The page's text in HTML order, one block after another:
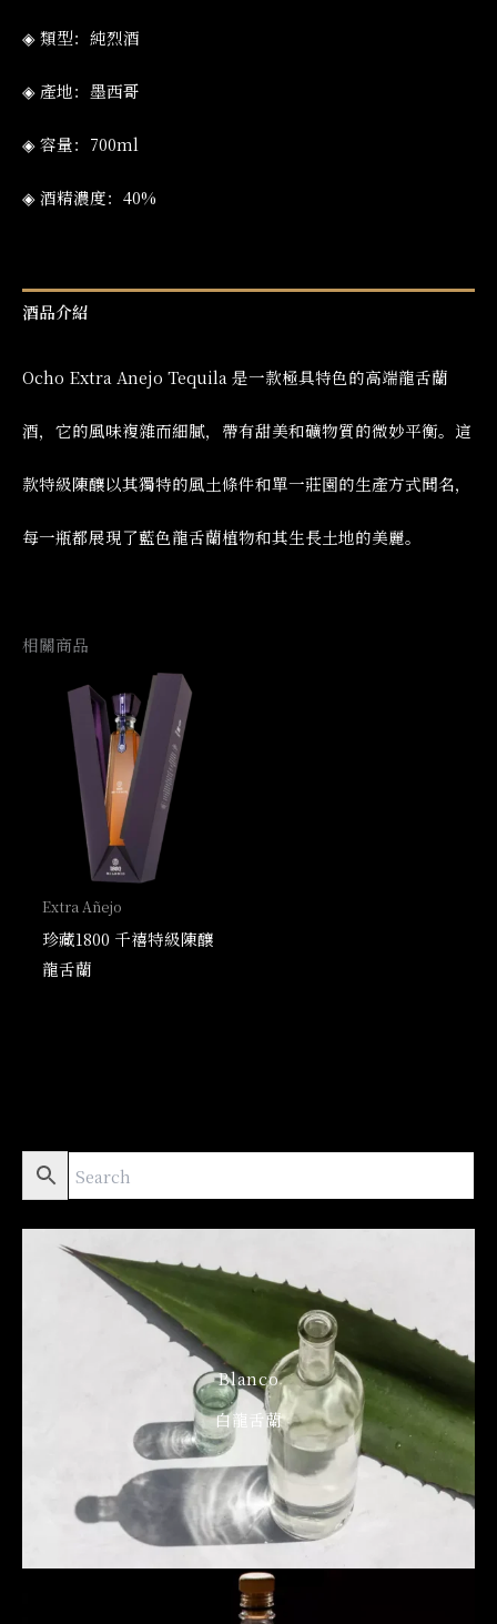
Blanco
白龍舌蘭
◈ 類型：純烈酒
◈ 產地：墨西哥
◈ 容量：700ml
◈ 酒精濃度：40%
酒品介紹
Ocho Extra Anejo Tequila 是一款極具特色的高端龍舌蘭
酒，它的風味複雜而細膩，帶有甜美和礦物質的微妙平衡。這
款特級陳釀以其獨特的風土條件和單一莊園的生產方式聞名，
每一瓶都展現了藍色龍舌蘭植物和其生長土地的美麗。
相關商品
Extra Añejo
珍藏1800 千禧特級陳釀
龍舌蘭